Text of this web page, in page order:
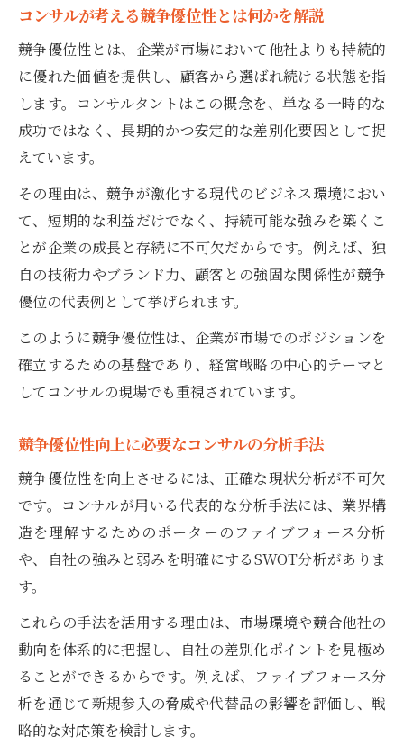
ト
コンサルが語る競争優位性確立の新常識
コンサル流競争優位性の新定義と現代的な
考え方
競争優位性確立のためのコンサル戦略を紹
介
競争優位性が高い企業の特徴をコンサルが
分析
競争優位性を使いこなすコンサルの実践例
競争優位性向上に効くコンサルのアドバイ
ス
フレームワーク活用による差別化戦略の実践
競争優位性向上に不可欠なフレームワーク
の使い方
解説
競争優位性向上へ導くフレームワーク活用
術
差別化を成功させるコンサルの視点を学ぶ
自社で活かす競争優位性構築ノウハウ
コンサルが伝授する自社の競争優位性発見
法
競争優位性構築に役立つコンサルの実践知
コンサルが考える競争優位性とは何かを解説
競争優位性とは、企業が市場において他社よりも持続的
に優れた価値を提供し、顧客から選ばれ続ける状態を指
します。コンサルタントはこの概念を、単なる一時的な
成功ではなく、長期的かつ安定的な差別化要因として捉
えています。
その理由は、競争が激化する現代のビジネス環境におい
て、短期的な利益だけでなく、持続可能な強みを築くこ
とが企業の成長と存続に不可欠だからです。例えば、独
自の技術力やブランド力、顧客との強固な関係性が競争
優位の代表例として挙げられます。
このように競争優位性は、企業が市場でのポジションを
確立するための基盤であり、経営戦略の中心的テーマと
してコンサルの現場でも重視されています。
競争優位性向上に必要なコンサルの分析手法
競争優位性を向上させるには、正確な現状分析が不可欠
です。コンサルが用いる代表的な分析手法には、業界構
造を理解するためのポーターのファイブフォース分析
や、自社の強みと弱みを明確にするSWOT分析がありま
す。
これらの手法を活用する理由は、市場環境や競合他社の
動向を体系的に把握し、自社の差別化ポイントを見極め
ることができるからです。例えば、ファイブフォース分
析を通じて新規参入の脅威や代替品の影響を評価し、戦
略的な対応策を検討します。